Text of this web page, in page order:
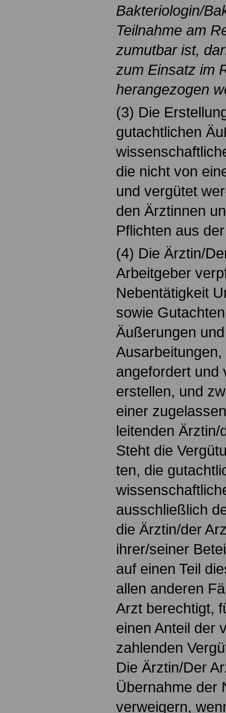
Bakteriologin/
Teilnahme am
zumutbar ist,
zum Einsatz im
herangezogen
(3) Die
gutachtlichen
die nicht von
und vergütet
den Ärztinnen
Pflichten aus
(4) Die Ärztin/
Arbeitgeber
Nebentätigkeit
sowie
Äußerungen
angefordert und
erstellen, und
einer
leitenden Ärztin/
Steht die
ten, die
ausschließlich
die Ärztin/der
ihrer/seiner
auf einen Teil
allen anderen
Arzt berechtigt,
einen Anteil der
zahlenden
Die Ärztin/Der
Übernahme der
verweigern,